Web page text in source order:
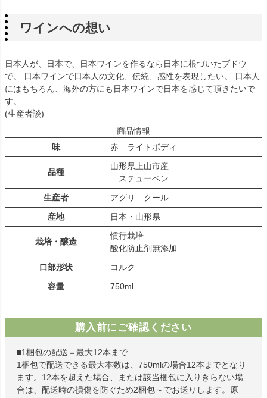
ワインへの想い
日本人が、日本で、日本ワインを作るなら日本に根づいたブドウ
で。 日本ワインで日本人の文化、伝統、感性を表現したい。 日本人
にはもちろん、海外の方にも日本ワインで日本を感じて頂きたいで
す。
(生産者談)
商品情報
味
赤 ライトボディ
品種
山形県上山市産
ステューベン
生産者
アグリ クール
産地
日本・山形県
栽培・醸造
慣行栽培
酸化防止剤無添加
口部形状
コルク
容量
750ml
購入前にご確認ください
■1梱包の配送＝最大12本まで
1梱包で配送できる最大本数は、750mlの場合12本までとなり
ます。12本を超えた場合、または該当梱包に入りきらない場
合は、配送時の損傷を防ぐため2梱包～でお送りします。原